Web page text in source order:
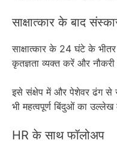
साक्षात्कार के बाद
साक्षात्कार के 24 घंटे के
कृतज्ञता व्यक्त करें और नौकरी
इसे संक्षेप में और पेशेवर ढंग से
भी महत्वपूर्ण बिंदुओं का उल्लेख
HR के साथ फॉलोअप